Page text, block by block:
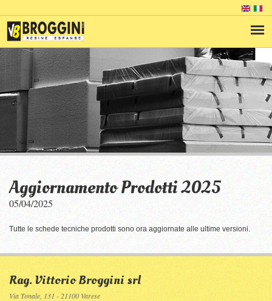
Aggiornamento Prodotti 2025
05/04/2025
Tutte le schede tecniche prodotti sono ora aggiornate alle ultime versioni.
Rag. Vittorio Broggini srl
Via Tonale, 131 - 21100 Varese